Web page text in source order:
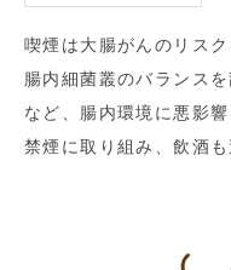
喫煙は大腸がんのリス
腸内細菌叢のバランス
など、腸内環境に悪影
禁煙に取り組み、飲酒